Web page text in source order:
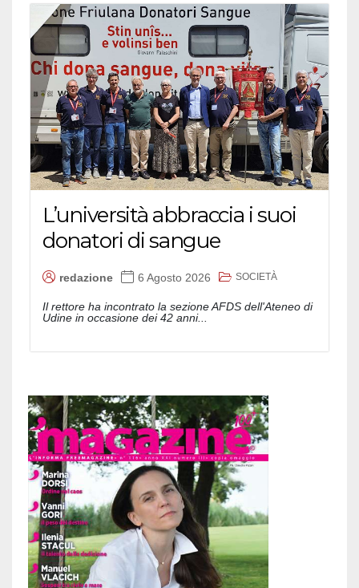
L’università abbraccia i suoi
donatori di sangue
redazione 6 Agosto 2026 SOCIETÀ
Il rettore ha incontrato la sezione AFDS dell'Ateneo di
Udine in occasione dei 42 anni...